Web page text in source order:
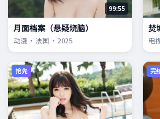
99:55
月面档案（悬疑烧脑）
动漫 · 法国 · 2025
焚
电
抢先 完